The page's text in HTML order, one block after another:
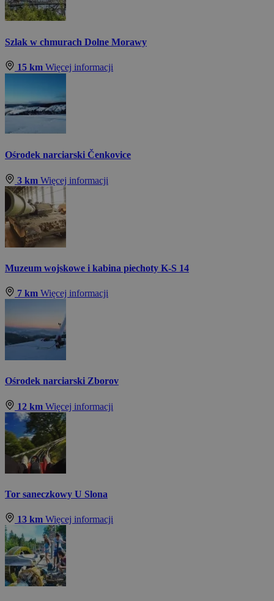
Szlak w chmurach Dolne Morawy
15 km Więcej informacji
Ośrodek narciarski Čenkovice
3 km Więcej informacji
Muzeum wojskowe i kabina piechoty K-S 14
7 km Więcej informacji
Ośrodek narciarski Zborov
12 km Więcej informacji
Tor saneczkowy U Slona
13 km Więcej informacji